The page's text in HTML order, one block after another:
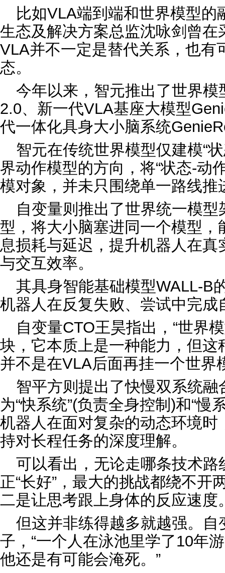
比如VLA端到端和世界模型的
生态及解决方案总监沈咏剑曾
VLA并不一定是替代关系，也有
态。
今年以来，智元推出了世界模
2.0、新一代VLA基座大模型
代一体化具身大小脑系统
智元在传统世界模型仅建模“
界动作模型的方向，将“状态-动
模对象，并未只围绕单一路线推
自变量则推出了世界统一模
型，将大小脑塞进同一个模型
息损耗与延迟，提升机器人在
与交互效率。
其具身智能基础模型WALL-B
机器人在反复失败、尝试中完成
自变量CTO王昊指出，“世界
块，它本质上是一种能力，但
并不是在VLA后面再挂一个世界
智平方则提出了快慢双系统
为“快系统”(负责全身控制)和“慢
机器人在面对复杂的动态环境
持对长程任务的深度理解。
可以看出，无论走哪条技术路
正“长好”，最大的挑战都绕不开
二是让思考跟上身体的反应速度
但这并非练得越多就越强。
子，“一个人在泳池里学了10年
他还是有可能会淹死。”